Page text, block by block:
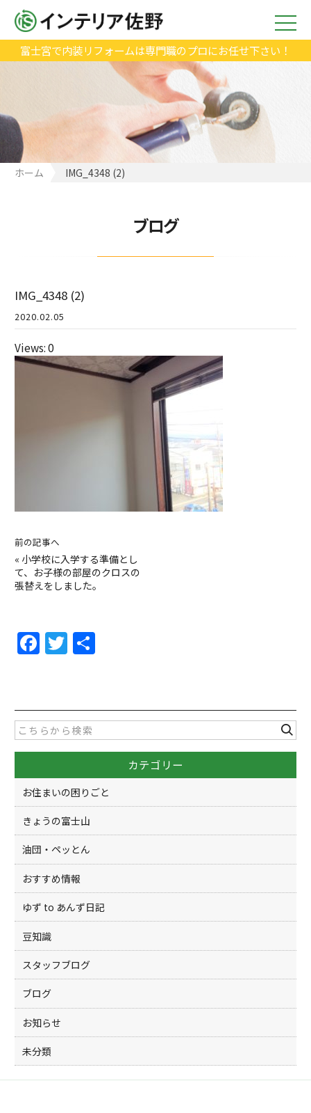
富士宮で内装リフォームは専門職のプロにお任せ下さい！
ホーム IMG_4348 (2)
ブログ
IMG_4348 (2)
2020.02.05
Views: 0
前の記事へ
« 小学校に入学する準備とし
て、お子様の部屋のクロスの
張替えをしました。
F
a
e
b
o
o
k
T
w
er
カテゴリー
お住まいの困りごと
きょうの富士山
油団・ペッとん
おすすめ情報
ゆず to あんず日記
豆知識
スタッフブログ
ブログ
お知らせ
未分類